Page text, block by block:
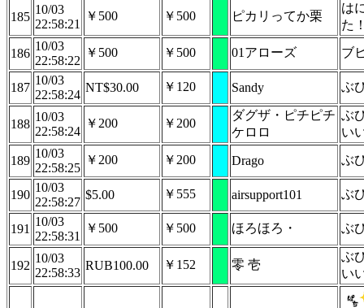
185
10/03
22:58:21
￥500 ￥500 ピカリってか栗
は
た
186
10/03
22:58:22
￥500 ￥500 01アローズ ブ
187
10/03
22:58:24
NT$30.00 ￥120 Sandy ぶ
188
10/03
22:58:24
￥200 ￥200
ダグザ・ピチピチ
ケロロ
ぶ
い
189
10/03
22:58:25
￥200 ￥200 Drago ぶ
190
10/03
22:58:27
$5.00 ￥555 airsupport101 ぶ
191
10/03
22:58:31
￥500 ￥500 ほろほろ・ ぶ
192
10/03
22:58:33
RUB100.00 ￥152 零 壱
ぶ
い